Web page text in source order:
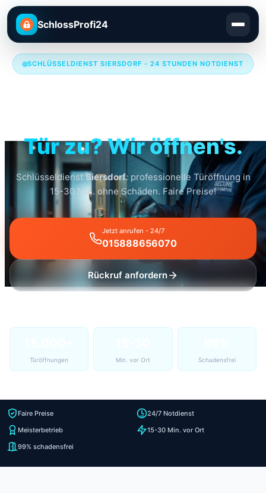
SchlossProfi24
SCHLÜSSELDIENST SIERSDORF - 24 STUNDEN NOTDIENST
Tür zu? Wir öffnen's.
SchlüsseldienstSiersdorf: professionelle Türöffnung in
15-30 Min. ohne Schäden. Faire Preise!
Jetzt anrufen - 24/7
015888656070
Rückruf anfordern
Türöffnungen Min. vor Ort Schadensfrei
Faire Preise
24/7 Notdienst
Meisterbetrieb
15-30 Min. vor Ort
99% schadensfrei